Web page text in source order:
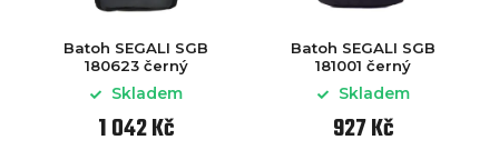
Batoh SEGALI SGB
180623 černý
Skladem
1 042 Kč
Batoh SEGALI SGB
181001 černý
Skladem
927 Kč